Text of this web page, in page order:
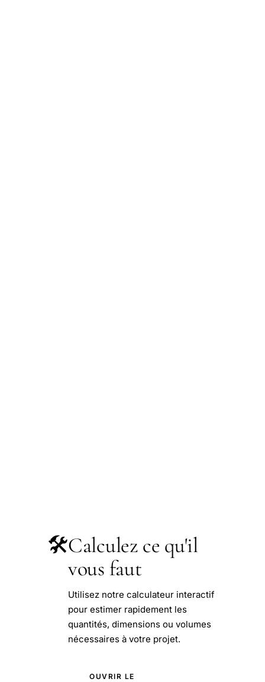
🛠️Calculez ce qu'il
vous faut
Utilisez notre calculateur interactif
pour estimer rapidement les
quantités, dimensions ou volumes
nécessaires à votre projet.
OUVRIR LE